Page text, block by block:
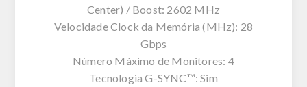
Center) / Boost: 2602 MHz
Velocidade Clock da Memória (MHz): 28
Gbps
Número Máximo de Monitores: 4
Tecnologia G-SYNC™: Sim